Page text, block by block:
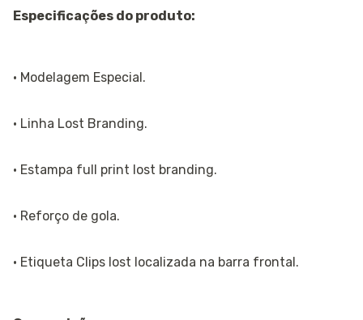
Especificações do produto:
· Modelagem Especial.
· Linha Lost Branding.
· Estampa full print lost branding.
· Reforço de gola.
· Etiqueta Clips lost localizada na barra frontal.